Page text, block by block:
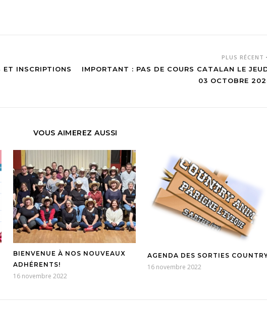
ET INSCRIPTIONS
PLUS RÉCENT
IMPORTANT : PAS DE COURS CATALAN LE
03 OCTOBRE
VOUS AIMEREZ AUSSI
BIENVENUE À NOS NOUVEAUX
ADHÉRENTS!
16 novembre 2022
AGENDA DES SORTIES
16 novembre 2022